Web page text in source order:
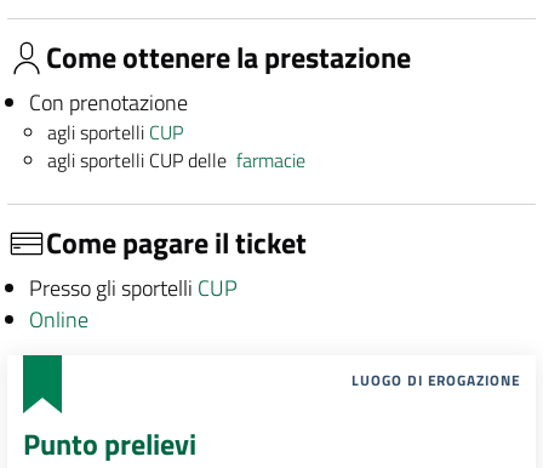
Come ottenere la prestazione
Con prenotazione
agli sportelli CUP
agli sportelli CUP dellefarmacie
Come pagare il ticket
Presso gli sportelli CUP
Online
LUOGO DI EROGAZIONE
Punto prelievi